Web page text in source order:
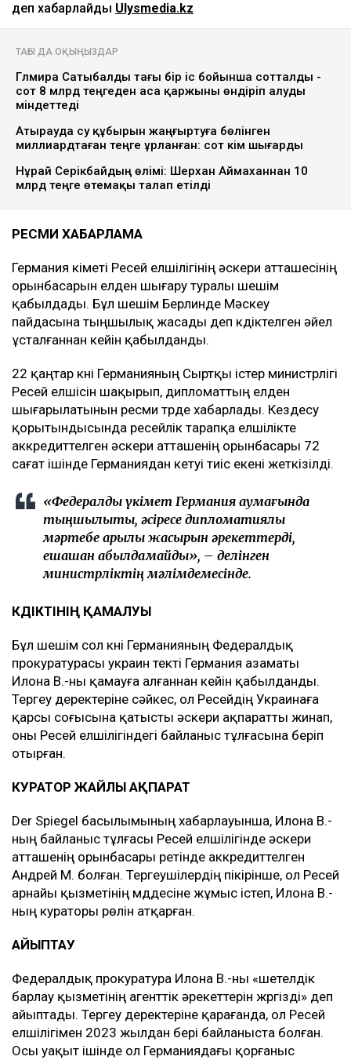
деп хабарлайды Ulysmedia.kz
ТАҒЫ ДА ОҚЫҢЫЗДАР
Гүлмира Сатыбалды тағы бір іс бойынша сотталды -
сот 8 млрд теңгеден аса қаржыны өндіріп алуды
міндеттеді
Атырауда су құбырын жаңғыртуға бөлінген
миллиардтаған теңге ұрланған: сот үкім шығарды
Нұрай Серікбайдың өлімі: Шерхан Аймаханнан 10
млрд теңге өтемақы талап етілді
РЕСМИ ХАБАРЛАМА
Германия үкіметі Ресей елшілігінің әскери атташесінің
орынбасарын елден шығару туралы шешім
қабылдады. Бұл шешім Берлинде Мәскеу
пайдасына тыңшылық жасады деп күдіктелген әйел
ұсталғаннан кейін қабылданды.
22 қаңтар күні Германияның Сыртқы істер министрлігі
Ресей елшісін шақырып, дипломаттың елден
шығарылатынын ресми түрде хабарлады. Кездесу
қорытындысында ресейлік тарапқа елшілікте
аккредиттелген әскери атташенің орынбасары 72
сағат ішінде Германиядан кетуі тиіс екені жеткізілді.
«Федералдық үкімет Германия аумағында
тыңшылықты, әсіресе дипломатиялық
мәртебе арқылы жасырын әрекеттерді,
ешқашан қабылдамайды», – делінген
министрліктің мәлімдемесінде.
КҮДІКТІНІҢ ҚАМАЛУЫ
Бұл шешім сол күні Германияның Федералдық
прокуратурасы украин текті Германия азаматы
Илона В.-ны қамауға алғаннан кейін қабылданды.
Тергеу деректеріне сәйкес, ол Ресейдің Украинаға
қарсы соғысына қатысты әскери ақпаратты жинап,
оны Ресей елшілігіндегі байланыс тұлғасына беріп
отырған.
КУРАТОР ЖАЙЛЫ АҚПАРАТ
Der Spiegel басылымының хабарлауынша, Илона В.-
ның байланыс тұлғасы Ресей елшілігінде әскери
атташенің орынбасары ретінде аккредиттелген
Андрей М. болған. Тергеушілердің пікірінше, ол Ресей
арнайы қызметінің мүддесіне жұмыс істеп, Илона В.-
ның кураторы рөлін атқарған.
АЙЫПТАУ
Федералдық прокуратура Илона В.-ны «шетелдік
барлау қызметінің агенттік әрекеттерін жүргізді» деп
айыптады. Тергеу деректеріне қарағанда, ол Ресей
елшілігімен 2023 жылдан бері байланыста болған.
Осы уақыт ішінде ол Германиядағы қорғаныс